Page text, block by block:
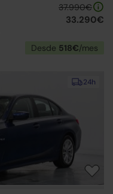
37.990€
33.290€
Desde 518€/mes
24h